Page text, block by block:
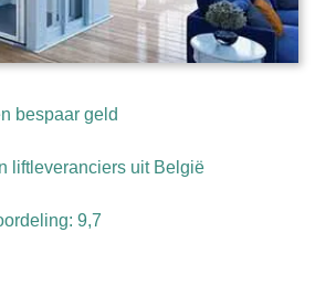
bespaar geld
liftleveranciers uit België
9,7